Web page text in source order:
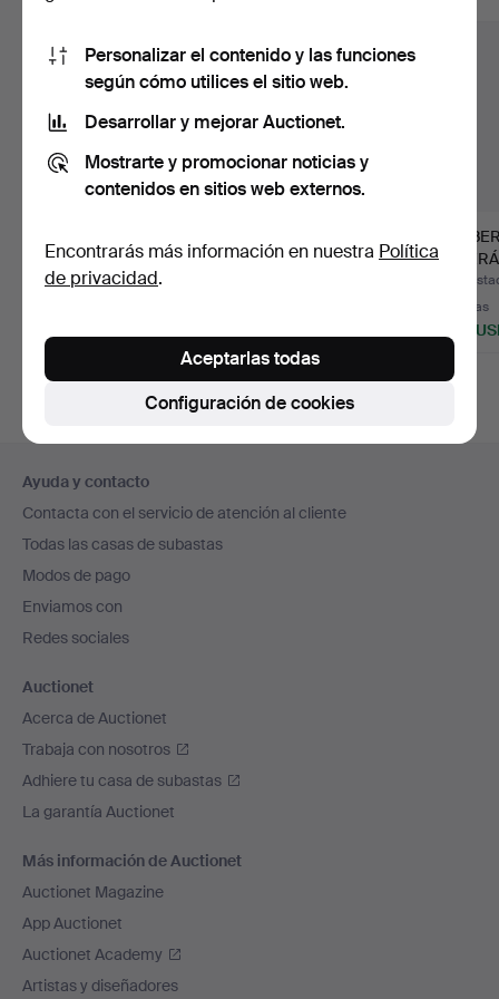
BEEK. JARRÓN AÑOS
60 PIEZA…
Subastado 4 may 2026
BEEK. JARRÓN AÑOS
2
5 pujas
220
en
el
pie
de
página
Ayuda y contacto
Contacta con el servicio de atención al cliente
Todas las casas de subastas
Modos de pago
Enviamos con
Redes sociales
Auctionet
Acerca de Auctionet
Trabaja con nosotros
Adhiere tu casa de subastas
La garantía Auctionet
Más información de Auctionet
Auctionet Magazine
App Auctionet
Auctionet Academy
Artistas y diseñadores
Personalizar el contenido y las funciones
según cómo utilices el sitio web.
Desarrollar y mejorar Auctionet.
Mostrarte y promocionar noticias y
contenidos en sitios web externos.
Encontrarás más información en nuestra Política
de privacidad.
Configuración de cookies
Aceptarlas todas